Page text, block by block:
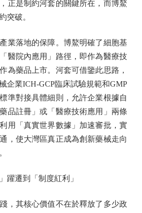
正是制約河套的關鍵所在，而博鰲
突破。
落地的保障。博鰲明確了細胞基
醫院內應用」路徑，即作為醫療技
為藥品上市。河套可借鑒此思路，
企業ICH-GCP臨床試驗規範和GMP
準對接具體細則，允許企業根據自
品註冊」或「醫療技術應用」兩條
用「真實世界數據」加速審批，實
，使大灣區真正成為創新藥械走向
遷到「制度紅利」
其核心價值不在於釋放了多少政